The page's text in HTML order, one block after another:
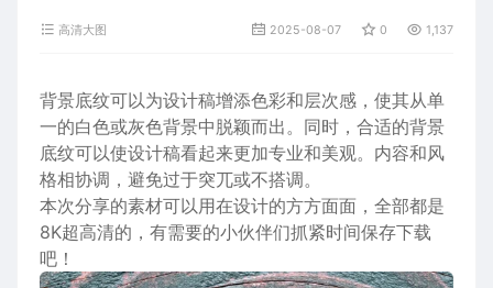
高清大图 2025-08-07 0 1,137
背景底纹可以为设计稿增添色彩和层次感，使其从单
一的白色或灰色背景中脱颖而出。同时，合适的背景
底纹可以使设计稿看起来更加专业和美观。内容和风
格相协调，避免过于突兀或不搭调。
本次分享的素材可以用在设计的方方面面，全部都是
8K超高清的，有需要的小伙伴们抓紧时间保存下载
吧！